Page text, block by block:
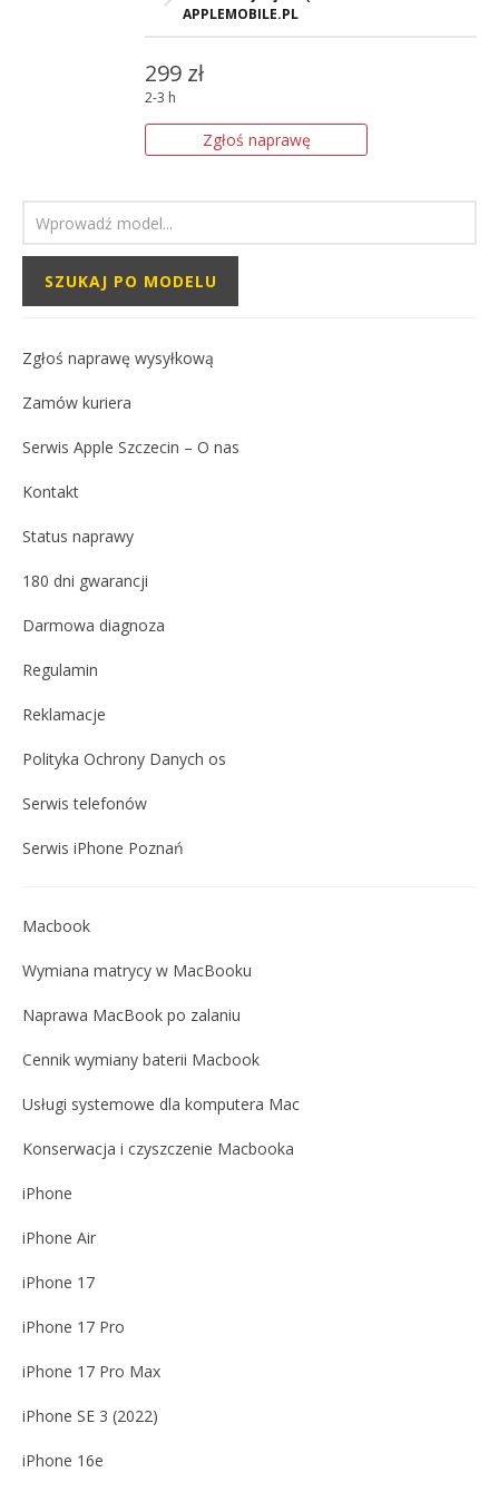
znajdziesz w regulaminie na naszej
stronie.
APPLEMOBILE.PL
Serwis APPLEMOBILE.PL znajduje się
w Szczecinie na ulicy Wojska Polskiego
299 zł
2-3 h
Zgłoś naprawę
Zgłoś naprawę wysyłkową
Zamów kuriera
Serwis Apple Szczecin – O nas
Kontakt
Status naprawy
180 dni gwarancji
Darmowa diagnoza
Regulamin
Reklamacje
Polityka Ochrony Danych os
Serwis telefonów
Serwis iPhone Poznań
Macbook
Wymiana matrycy w MacBooku
Naprawa MacBook po zalaniu
Cennik wymiany baterii Macbook
Usługi systemowe dla komputera Mac
Konserwacja i czyszczenie Macbooka
iPhone
iPhone Air
iPhone 17
iPhone 17 Pro
iPhone 17 Pro Max
iPhone SE 3 (2022)
iPhone 16e